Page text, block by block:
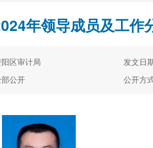
年领导成员及工作
区审计局
发文日
公开 公开方